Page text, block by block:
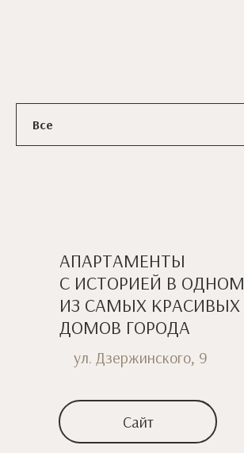
АПАРТАМЕНТЫ
С ИСТОРИЕЙ В ОДНОМ
ИЗ САМЫХ КРАСИВЫХ
ДОМОВ ГОРОДА
ул. Дзержинского, 9
Сайт